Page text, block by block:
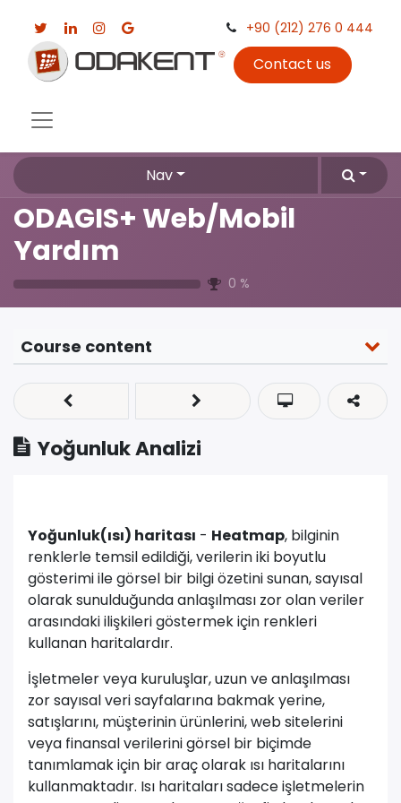
+90 (212) 276 0 444
Contact us
Nav
ODAGIS+ Web/Mobil
Yardım
0 %
Course content
Yoğunluk Analizi
Yoğunluk(ısı) haritası - Heatmap, bilginin
renklerle temsil edildiği, verilerin iki boyutlu
gösterimi ile görsel bir bilgi özetini sunan, sayısal
olarak sunulduğunda anlaşılması zor olan veriler
arasındaki ilişkileri göstermek için renkleri
kullanan haritalardır.
İşletmeler veya kuruluşlar, uzun ve anlaşılması
zor sayısal veri sayfalarına bakmak yerine,
satışlarını, müşterinin ürünlerini, web sitelerini
veya finansal verilerini görsel bir biçimde
tanımlamak için bir araç olarak ısı haritalarını
kullanmaktadır. Isı haritaları sadece işletmelerin